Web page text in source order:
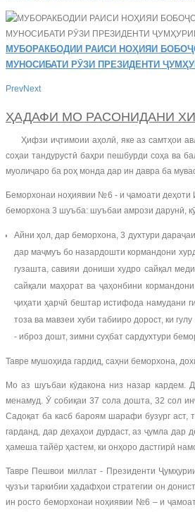
МУБОРАКБОДИИ РАИСИ НОҲИЯИ
МУНОСИБАТИ РӮЗИ ПРЕЗИДЕНТИ
PrevNext
ҲАДАФИ МО РАСОНИДАНИ
Ҳифзи иҷтимоии аҳолӣ, яке аз самтҳои
соҳаи тандурустӣ баҳри пешбурди соҳа ва
муолиҷаро ба роҳ монда дар ин давра ба
Беморхонаи ноҳиявии №6 - и ҷамоати деҳоти
беморхона 3 шуъба: шуъбаи амрози дарунӣ,
Айни ҳол, дар беморхона, 3 духтури
дар маҷмуъ бо назардошти кормандони
гузашта, савияи дониши худро сайқал
сайқали маҳорат ва ҷаҳонбини
ҷиҳати ҳарчӣ бештар истифода намудани
тоза ва мавзеи хуби табииро дорост, ки
- иброз дошт, зимни суҳбат сардухтури
Тавре мушоҳида гардид, саҳни беморхона,
Мо аз шуъбаи кӯдакона низ назар кардем.
менамуд. Ӯ собиқаи 37 сола дошта, 32 сол
Садоқат ба касб бароям шарафи бузург
гарданд, дар деҳаҳои дурдаст, аз ҷумла дар
ҳамеша тайёр ҳастем, ки онҳоро дастгирӣ
Тавре Пешвои миллат - Президенти
ҷузъи таркибии ҳадафҳои стратегии он
ин росто беморхонаи ноҳиявии №6 – и